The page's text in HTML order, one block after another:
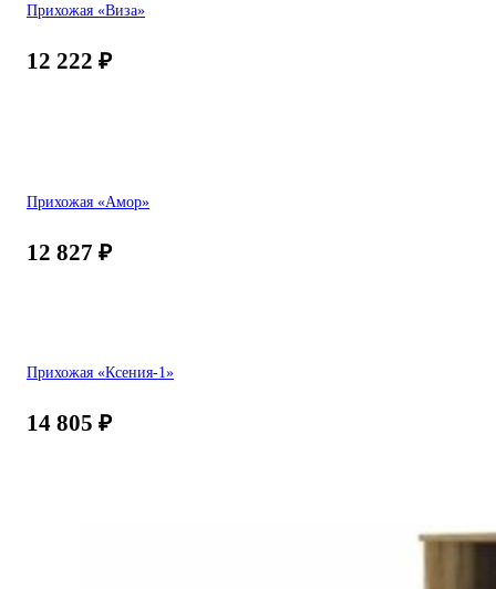
Прихожая «Виза»
12 222 ₽
Прихожая «Амор»
12 827 ₽
Прихожая «Ксения-1»
14 805 ₽